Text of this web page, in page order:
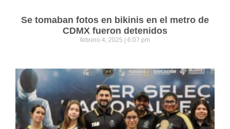
Se tomaban fotos en bikinis en el metro de
CDMX fueron detenidos
febrero 4, 2025 6:07 pm